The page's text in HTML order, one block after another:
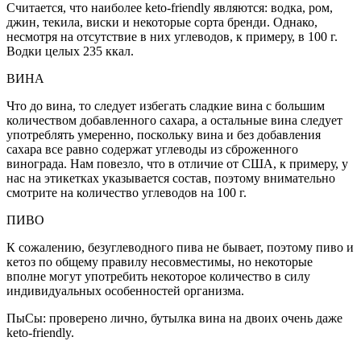
Считается, что наиболее keto-friendly являются: водка, ром,
джин, текила, виски и некоторые сорта бренди. Однако,
несмотря на отсутствие в них углеводов, к примеру, в 100 г.
Водки целых 235 ккал.
ВИНА
Что до вина, то следует избегать сладкие вина с большим
количеством добавленного сахара, а остальные вина следует
употреблять умеренно, поскольку вина и без добавления
сахара все равно содержат углеводы из сброженного
винограда. Нам повезло, что в отличие от США, к примеру, у
нас на этикетках указывается состав, поэтому внимательно
смотрите на количество углеводов на 100 г.
ПИВО
К сожалению, безуглеводного пива не бывает, поэтому пиво и
кетоз по общему правилу несовместимы, но некоторые
вполне могут употребить некоторое количество в силу
индивидуальных особенностей организма.
ПыСы: проверено лично, бутылка вина на двоих очень даже
keto-friendly.